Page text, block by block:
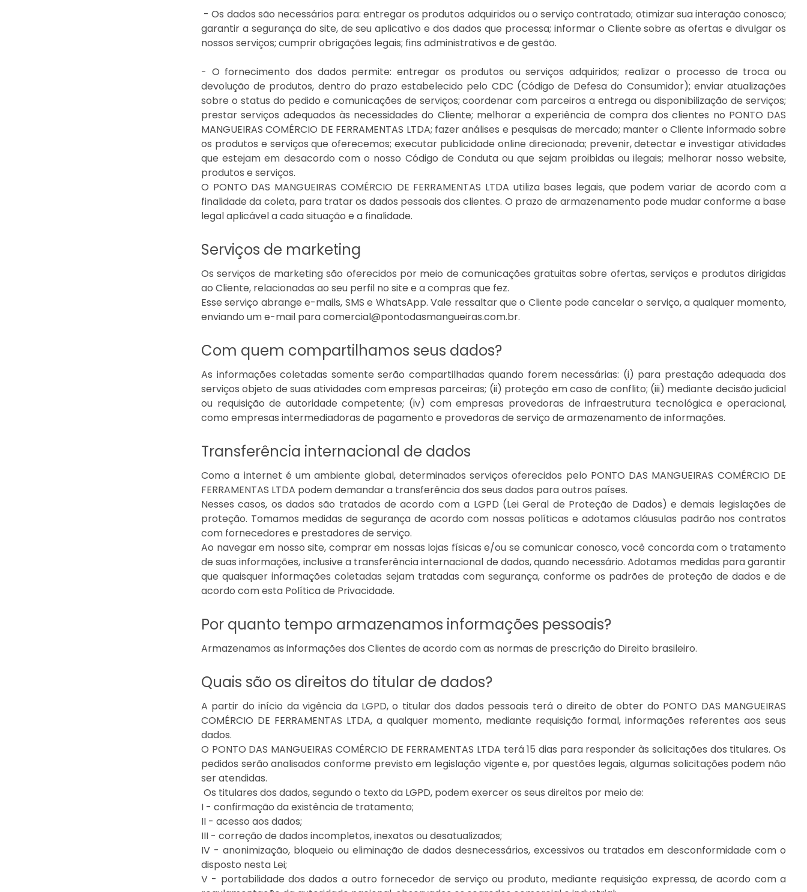
- Os dados são necessários para: entregar os produtos adquiridos ou o serviço contratado; otimizar sua interação conosco;
garantir a segurança do site, de seu aplicativo e dos dados que processa; informar o Cliente sobre as ofertas e divulgar os
nossos serviços; cumprir obrigações legais; fins administrativos e de gestão.
- O fornecimento dos dados permite: entregar os produtos ou serviços adquiridos; realizar o processo de troca ou
devolução de produtos, dentro do prazo estabelecido pelo CDC (Código de Defesa do Consumidor); enviar atualizações
sobre o status do pedido e comunicações de serviços; coordenar com parceiros a entrega ou disponibilização de serviços;
prestar serviços adequados às necessidades do Cliente; melhorar a experiência de compra dos clientes no PONTO DAS
MANGUEIRAS COMÉRCIO DE FERRAMENTAS LTDA; fazer análises e pesquisas de mercado; manter o Cliente informado sobre
os produtos e serviços que oferecemos; executar publicidade online direcionada; prevenir, detectar e investigar atividades
que estejam em desacordo com o nosso Código de Conduta ou que sejam proibidas ou ilegais; melhorar nosso website,
produtos e serviços.
O PONTO DAS MANGUEIRAS COMÉRCIO DE FERRAMENTAS LTDA utiliza bases legais, que podem variar de acordo com a
finalidade da coleta, para tratar os dados pessoais dos clientes. O prazo de armazenamento pode mudar conforme a base
legal aplicável a cada situação e a finalidade.
Serviços de marketing
Os serviços de marketing são oferecidos por meio de comunicações gratuitas sobre ofertas, serviços e produtos dirigidas
ao Cliente, relacionadas ao seu perfil no site e a compras que fez.
Esse serviço abrange e-mails, SMS e WhatsApp. Vale ressaltar que o Cliente pode cancelar o serviço, a qualquer momento,
enviando um e-mail para comercial@pontodasmangueiras.com.br.
Com quem compartilhamos seus dados?
As informações coletadas somente serão compartilhadas quando forem necessárias: (i) para prestação adequada dos
serviços objeto de suas atividades com empresas parceiras; (ii) proteção em caso de conflito; (iii) mediante decisão judicial
ou requisição de autoridade competente; (iv) com empresas provedoras de infraestrutura tecnológica e operacional,
como empresas intermediadoras de pagamento e provedoras de serviço de armazenamento de informações.
Transferência internacional de dados
Como a internet é um ambiente global, determinados serviços oferecidos pelo PONTO DAS MANGUEIRAS COMÉRCIO DE
FERRAMENTAS LTDA podem demandar a transferência dos seus dados para outros países.
Nesses casos, os dados são tratados de acordo com a LGPD (Lei Geral de Proteção de Dados) e demais legislações de
proteção. Tomamos medidas de segurança de acordo com nossas políticas e adotamos cláusulas padrão nos contratos
com fornecedores e prestadores de serviço.
Ao navegar em nosso site, comprar em nossas lojas físicas e/ou se comunicar conosco, você concorda com o tratamento
de suas informações, inclusive a transferência internacional de dados, quando necessário. Adotamos medidas para garantir
que quaisquer informações coletadas sejam tratadas com segurança, conforme os padrões de proteção de dados e de
acordo com esta Política de Privacidade.
Por quanto tempo armazenamos informações pessoais?
Armazenamos as informações dos Clientes de acordo com as normas de prescrição do Direito brasileiro.
Quais são os direitos do titular de dados?
A partir do início da vigência da LGPD, o titular dos dados pessoais terá o direito de obter do PONTO DAS MANGUEIRAS
COMÉRCIO DE FERRAMENTAS LTDA, a qualquer momento, mediante requisição formal, informações referentes aos seus
dados.
O PONTO DAS MANGUEIRAS COMÉRCIO DE FERRAMENTAS LTDA terá 15 dias para responder às solicitações dos titulares. Os
pedidos serão analisados conforme previsto em legislação vigente e, por questões legais, algumas solicitações podem não
ser atendidas.
Os titulares dos dados, segundo o texto da LGPD, podem exercer os seus direitos por meio de:
I - confirmação da existência de tratamento;
II - acesso aos dados;
III - correção de dados incompletos, inexatos ou desatualizados;
IV - anonimização, bloqueio ou eliminação de dados desnecessários, excessivos ou tratados em desconformidade com o
disposto nesta Lei;
V - portabilidade dos dados a outro fornecedor de serviço ou produto, mediante requisição expressa, de acordo com a